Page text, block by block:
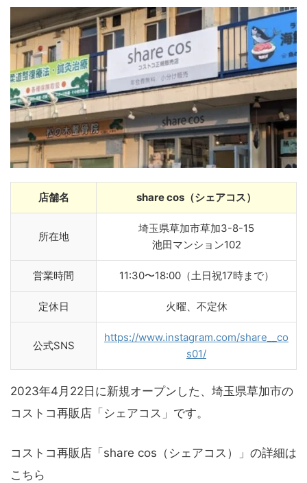
店舗名 share cos（シェアコス）
所在地
埼玉県草加市草加3-8-15
池田マンション102
営業時間 11:30〜18:00（土日祝17時まで）
定休日 火曜、不定休
公式SNS
https://www.instagram.com/share__co
s01/
2023年4月22日に新規オープンした、埼玉県草加市の
コストコ再販店「シェアコス」です。
コストコ再販店「share cos（シェアコス）」の詳細は
こちら